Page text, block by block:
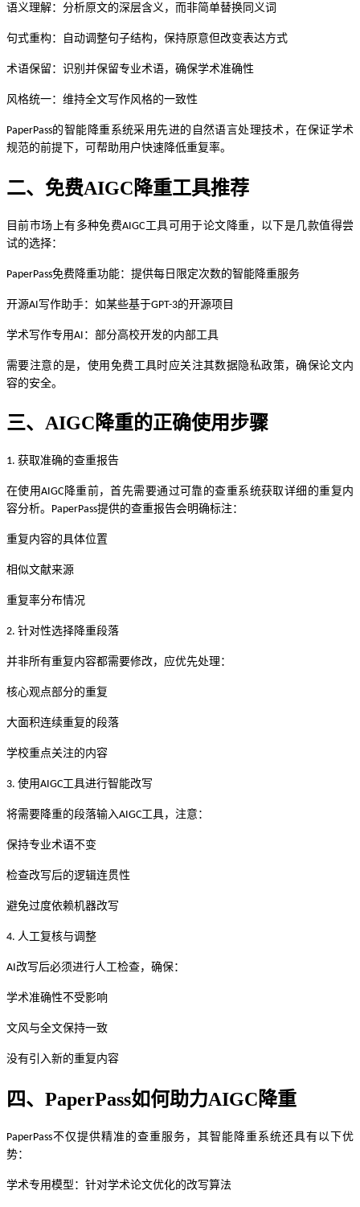
语义理解：分析原文的深层含义，而非简单替换同义词
句式重构：自动调整句子结构，保持原意但改变表达方式
术语保留：识别并保留专业术语，确保学术准确性
风格统一：维持全文写作风格的一致性
PaperPass的智能降重系统采用先进的自然语言处理技术，在保证学术
规范的前提下，可帮助用户快速降低重复率。
二、免费AIGC降重工具推荐
目前市场上有多种免费AIGC工具可用于论文降重，以下是几款值得尝
试的选择：
PaperPass免费降重功能：提供每日限定次数的智能降重服务
开源AI写作助手：如某些基于GPT-3的开源项目
学术写作专用AI ：部分高校开发的内部工具
需要注意的是，使用免费工具时应关注其数据隐私政策，确保论文内
容的安全。
三、 AIGC降重的正确使用步骤
1. 获取准确的查重报告
在使用AIGC 降重前，首先需要通过可靠的查重系统获取详细的重复内
容分析。 PaperPass提供的查重报告会明确标注：
重复内容的具体位置
相似文献来源
重复率分布情况
2. 针对性选择降重段落
并非所有重复内容都需要修改，应优先处理：
核心观点部分的重复
大面积连续重复的段落
学校重点关注的内容
3. 使用AIGC工具进行智能改写
将需要降重的段落输入AIGC工具，注意：
保持专业术语不变
检查改写后的逻辑连贯性
避免过度依赖机器改写
4. 人工复核与调整
AI改写后必须进行人工检查，确保：
学术准确性不受影响
文风与全文保持一致
没有引入新的重复内容
四、 PaperPass如何助力AIGC降重
PaperPass不仅提供精准的查重服务，其智能降重系统还具有以下优
势：
学术专用模型：针对学术论文优化的改写算法